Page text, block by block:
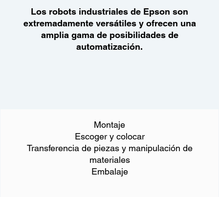
Los robots industriales de Epson son
extremadamente versátiles y ofrecen una
amplia gama de posibilidades de
automatización.
Montaje
Escoger y colocar
Transferencia de piezas y manipulación de
materiales
Embalaje